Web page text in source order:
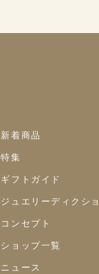
新着商品
特集
ギフトガイド
ジュエリーディクシ
コンセプト
ショップ一覧
ニュース